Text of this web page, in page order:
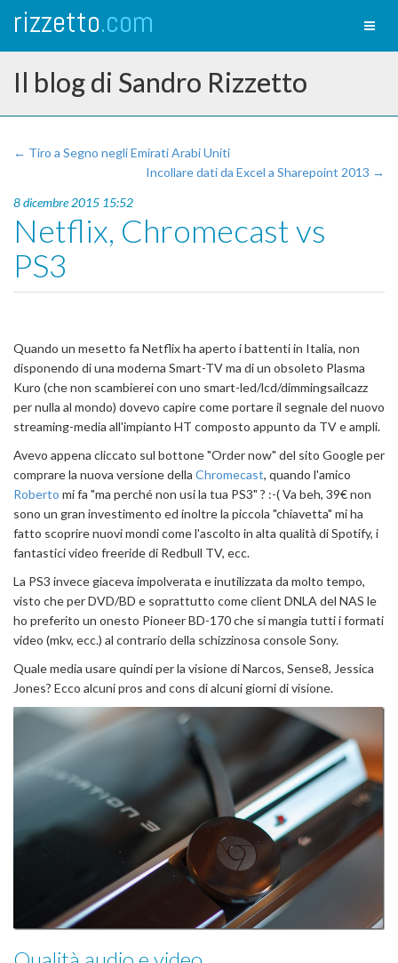
rizzetto.com
Il blog di Sandro Rizzetto
← Tiro a Segno negli Emirati Arabi Uniti
Incollare dati da Excel a Sharepoint 2013 →
8 dicembre 2015 15:52
Netflix, Chromecast vs
PS3
Quando un mesetto fa Netflix ha aperto i battenti in Italia, non
disponendo di una moderna Smart-TV ma di un obsoleto Plasma
Kuro (che non scambierei con uno smart-led/lcd/dimmingsailcazz
per nulla al mondo) dovevo capire come portare il segnale del nuovo
streaming-media all'impianto HT composto appunto da TV e ampli.
Avevo appena cliccato sul bottone "Order now" del sito Google per
comprare la nuova versione della Chromecast, quando l'amico
Roberto mi fa "ma perché non usi la tua PS3" ? :-( Va beh, 39€ non
sono un gran investimento ed inoltre la piccola "chiavetta" mi ha
fatto scoprire nuovi mondi come l'ascolto in alta qualità di Spotify, i
fantastici video freeride di Redbull TV, ecc.
La PS3 invece giaceva impolverata e inutilizzata da molto tempo,
visto che per DVD/BD e soprattutto come client DNLA del NAS le
ho preferito un onesto Pioneer BD-170 che si mangia tutti i formati
video (mkv, ecc.) al contrario della schizzinosa console Sony.
Quale media usare quindi per la visione di Narcos, Sense8, Jessica
Jones? Ecco alcuni pros and cons di alcuni giorni di visione.